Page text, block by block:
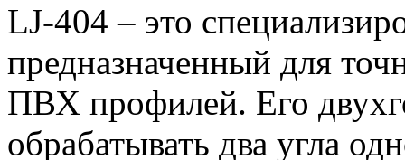
LJ-404 – это
предназначенный для
ПВХ профилей. Его
обрабатывать два угла